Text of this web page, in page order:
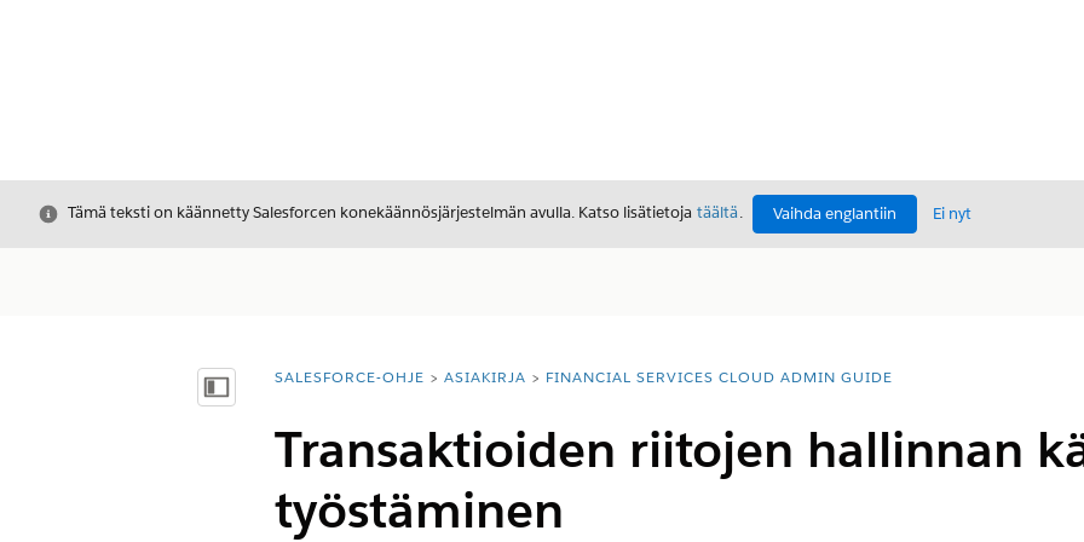
Sulje
Tämä teksti on käännetty Salesforcen konekäännösjärjestelmän avulla. Katso lisätietoja täältä. Vaihda englantiin Ei nyt
Näytä sisällysluettelo
Olet tässä:
SALESFORCE-OHJE ASIAKIRJA FINANCIAL SERVICES CLOUD ADMIN GUIDE
Transaktioiden riitojen hallinnan
työstäminen